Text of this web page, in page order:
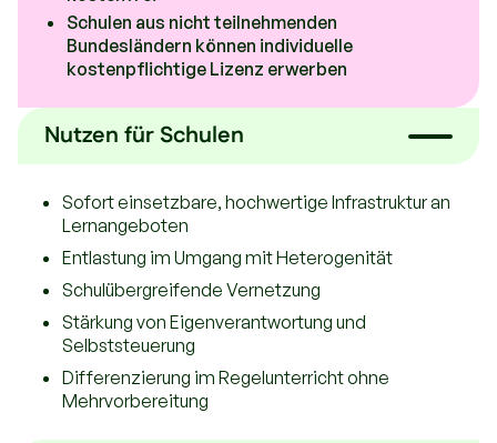
Schulen aus nicht teilnehmenden
Bundesländern können individuelle
kostenpflichtige Lizenz erwerben
Nutzen für Schulen
Sofort einsetzbare, hochwertige Infrastruktur an
Lernangeboten
Entlastung im Umgang mit Heterogenität
Schulübergreifende Vernetzung
Stärkung von Eigenverantwortung und
Selbststeuerung
Differenzierung im Regelunterricht ohne
Mehrvorbereitung